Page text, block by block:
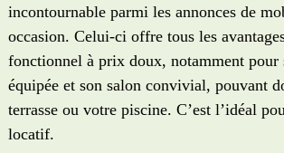
incontournable parmi les annonces de
occasion. Celui-ci offre tous les
fonctionnel à prix doux, notamment pour
équipée et son salon convivial, pouvant
terrasse ou votre piscine. C’est l’idéal
locatif.